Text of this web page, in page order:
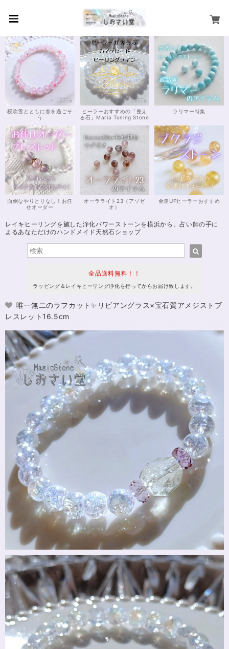
桜吹雪とともに春を過ごそ
う
ヒーラーおすすめの「整え
る石」Maria Tuning Stone
ラリマー特集
面倒なやりとりなし！お任
せオーダー
オーラライト23（アゾゼ
オ）
金運UPヒーラーおすすめ
レイキヒーリングを施した浄化パワーストーンを横浜から。占い師の手に
よるあなただけのハンドメイド天然石ショップ
全品送料無料！！
ラッピング＆レイキヒーリング浄化を行ってからお届け致します。
唯一無二のラフカット✨リビアングラス×宝石質アメジストブ
レスレット16.5cm